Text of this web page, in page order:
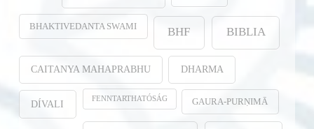
BHAKTIVEDANTA SWAMI BHF BIBLIA
CAITANYA MAHAPRABHU DHARMA
DÍVALI FENNTARTHATÓSÁG GAURA-PURṆIMĀ